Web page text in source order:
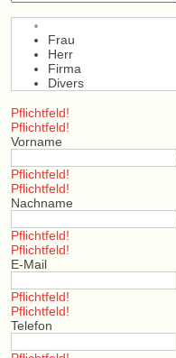
Frau
Herr
Firma
Divers
Pflichtfeld!
Pflichtfeld!
Vorname
Pflichtfeld!
Pflichtfeld!
Nachname
Pflichtfeld!
Pflichtfeld!
E-Mail
Pflichtfeld!
Pflichtfeld!
Telefon